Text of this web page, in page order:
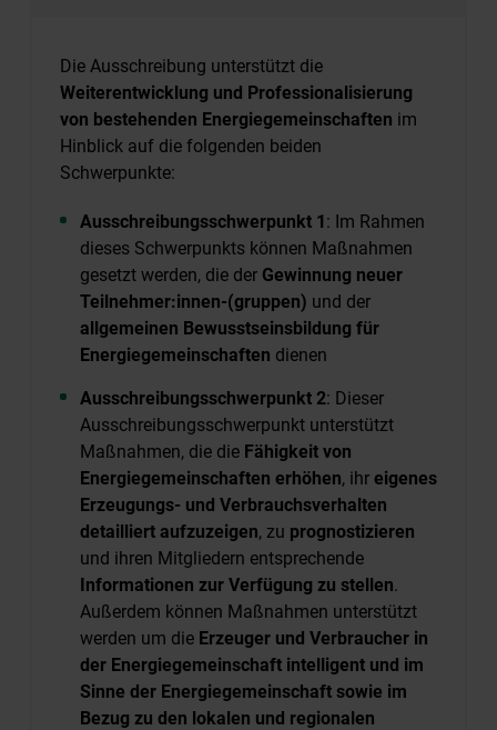
Die Ausschreibung unterstützt die
Weiterentwicklung und Professionalisierung
von bestehenden Energiegemeinschaften im
Hinblick auf die folgenden beiden
Schwerpunkte:
Ausschreibungsschwerpunkt 1 : Im Rahmen
dieses Schwerpunkts können Maßnahmen
gesetzt werden, die der Gewinnung neuer
Teilnehmer:innen-(gruppen) und der
allgemeinen Bewusstseinsbildung für
Energiegemeinschaften dienen
Ausschreibungsschwerpunkt 2: Dieser
Ausschreibungsschwerpunkt unterstützt
Maßnahmen, die die Fähigkeit von
Energiegemeinschaften erhöhen, ihr eigenes
Erzeugungs- und Verbrauchsverhalten
detailliert aufzuzeigen, zu prognostizieren
und ihren Mitgliedern entsprechende
Informationen zur Verfügung zu stellen.
Außerdem können Maßnahmen unterstützt
werden um die Erzeuger und Verbraucher in
der Energiegemeinschaft intelligent und im
Sinne der Energiegemeinschaft sowie im
Bezug zu den lokalen und regionalen